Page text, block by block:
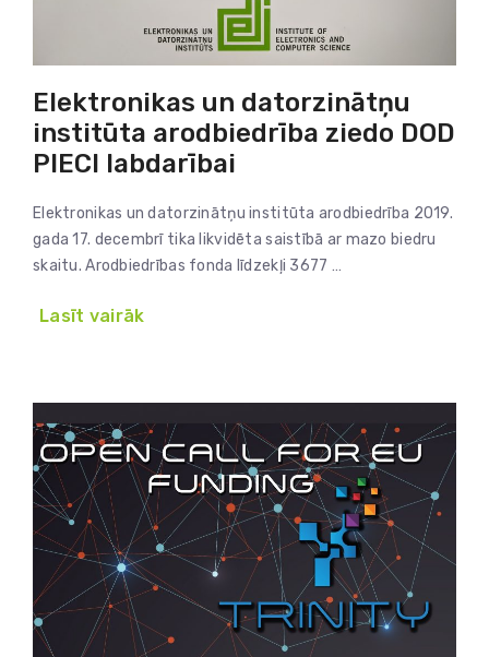
Elektronikas un datorzinātņu
institūta arodbiedrība ziedo DOD
PIECI labdarībai
Elektronikas un datorzinātņu institūta arodbiedrība 2019.
gada 17. decembrī tika likvidēta saistībā ar mazo biedru
skaitu. Arodbiedrības fonda līdzekļi 3677 …
Lasīt vairāk